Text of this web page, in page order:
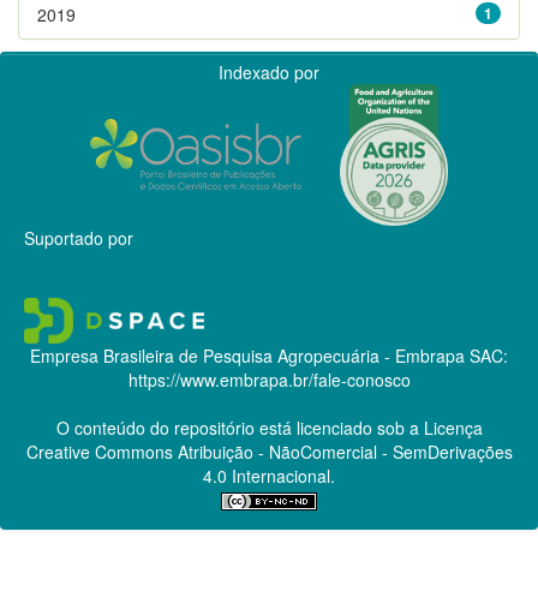
1
2019
Indexado por
Suportado por
Empresa Brasileira de Pesquisa Agropecuária - Embrapa SAC:
https://www.embrapa.br/fale-conosco
O conteúdo do repositório está licenciado sob a Licença
Creative CommonsAtribuição - NãoComercial - SemDerivações
4.0 Internacional.